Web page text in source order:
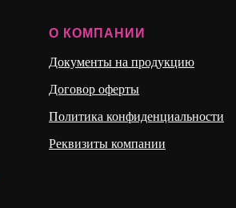
О КОМПАНИИ
Документы на продукцию
Договор оферты
Политика конфиденциальности
Реквизиты компании